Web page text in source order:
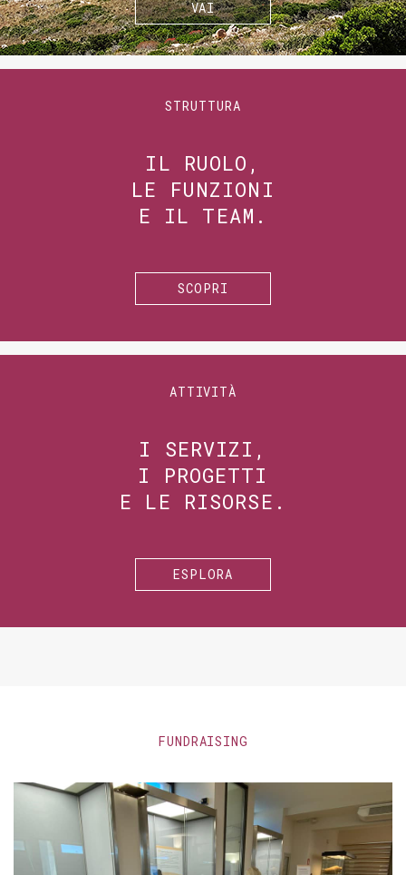
VAI
STRUTTURA
IL RUOLO,
LE FUNZIONI
E IL TEAM.
SCOPRI
ATTIVITÀ
I SERVIZI,
I PROGETTI
E LE RISORSE.
ESPLORA
FUNDRAISING